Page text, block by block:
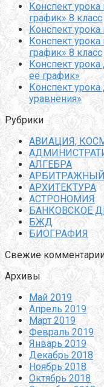
Конспект
график» 8 класс
Конспект
Конспект
график» 8 класс
Конспект
её график»
Конспект
уравнения»
Рубрики
АВИАЦИЯ,
АЛГЕБРА
АРХИТЕКТУРА
АСТРОНОМИЯ
БАНКОВСКОЕ
БЖД
БИОГРАФИЯ
Свежие
Архивы
Май 2019
Апрель 2019
Март 2019
Февраль 2019
Январь 2019
Декабрь 2018
Ноябрь 2018
Октябрь 2018